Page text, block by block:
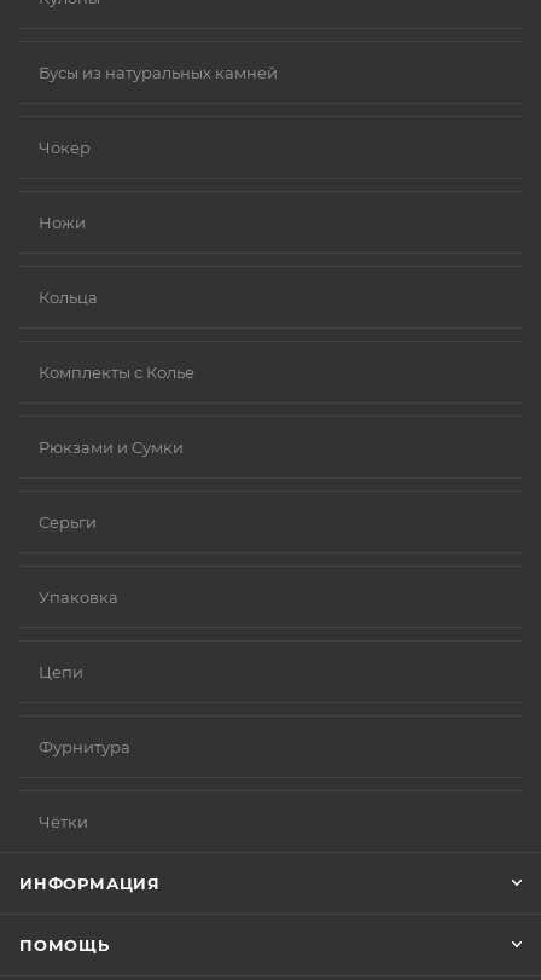
Бусы из натуральных камней
Чокер
Ножи
Кольца
Комплекты с Колье
Рюкзами и Сумки
Серьги
Упаковка
Цепи
Фурнитура
Чётки
ИНФОРМАЦИЯ
ПОМОЩЬ